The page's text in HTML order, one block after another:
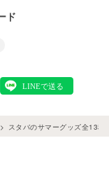
ド
スタバのサマーグッズ全13